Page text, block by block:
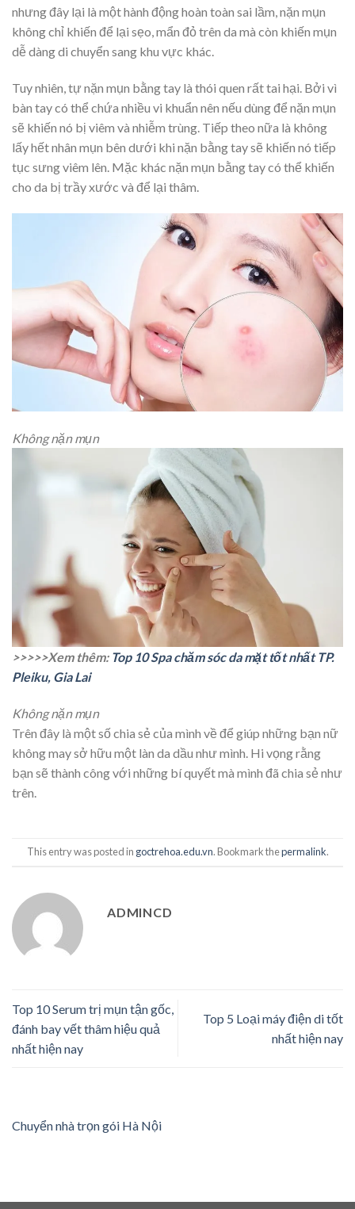
nhưng đây lại là một hành động hoàn toàn sai lầm, nặn mụn
không chỉ khiến để lại sẹo, mẩn đỏ trên da mà còn khiến mụn
dễ dàng di chuyển sang khu vực khác.
Tuy nhiên, tự nặn mụn bằng tay là thói quen rất tai hại. Bởi vì
bàn tay có thể chứa nhiều vi khuẩn nên nếu dùng để nặn mụn
sẽ khiến nó bị viêm và nhiễm trùng. Tiếp theo nữa là không
lấy hết nhân mụn bên dưới khi nặn bằng tay sẽ khiến nó tiếp
tục sưng viêm lên. Mặc khác nặn mụn bằng tay có thể khiến
cho da bị trầy xước và để lại thâm.
Không nặn mụn
>>>>>Xem thêm: Top 10 Spa chăm sóc da mặt tốt nhất TP.
Pleiku, Gia Lai
Không nặn mụn
Trên đây là một số chia sẻ của mình về để giúp những bạn nữ
không may sở hữu một làn da dầu như mình. Hi vọng rằng
bạn sẽ thành công với những bí quyết mà mình đã chia sẻ như
trên.
This entry was posted in goctrehoa.edu.vn. Bookmark thepermalink.
ADMINCD
Top 10 Serum trị mụn tận gốc,
đánh bay vết thâm hiệu quả
nhất hiện nay
Top 5 Loại máy điện di tốt
nhất hiện nay
Chuyển nhà trọn gói Hà Nội